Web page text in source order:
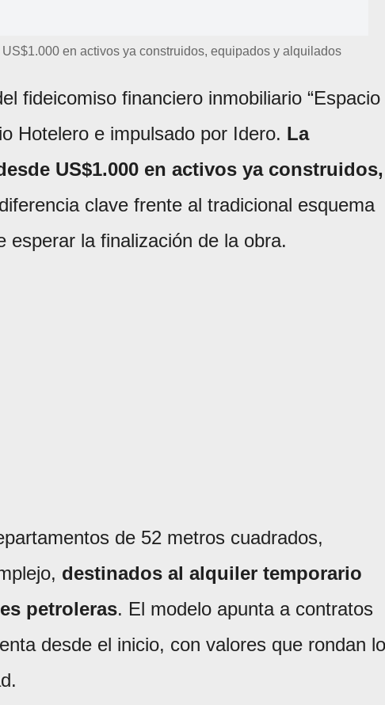
en activos ya construidos, equipados y alquilados
fideicomiso financiero inmobiliario “Espacio
Hotelero e impulsado por Idero. La
US$1.000 en activos ya construidos,
clave frente al tradicional esquema
esperar la finalización de la obra.
de 52 metros cuadrados,
destinados al alquiler temporario
petroleras. El modelo apunta a contratos
desde el inicio, con valores que rondan